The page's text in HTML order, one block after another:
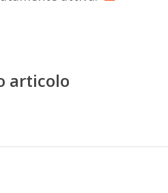
articolo